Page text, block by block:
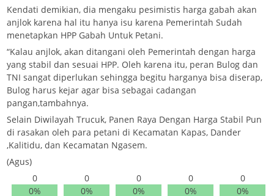
Kendati demikian, dia mengaku pesimistis harga gabah akan
anjlok karena hal itu hanya isu karena Pemerintah Sudah
menetapkan HPP Gabah Untuk Petani.
“Kalau anjlok, akan ditangani oleh Pemerintah dengan harga
yang stabil dan sesuai HPP. Oleh karena itu, peran Bulog dan
TNI sangat diperlukan sehingga begitu harganya bisa diserap,
Bulog harus kejar agar bisa sebagai cadangan
pangan,tambahnya.
Selain Diwilayah Trucuk, Panen Raya Dengan Harga Stabil Pun
di rasakan oleh para petani di Kecamatan Kapas, Dander
,Kalitidu, dan Kecamatan Ngasem.
(Agus)
0
0%
0
0%
0
0%
0
0%
0
0%